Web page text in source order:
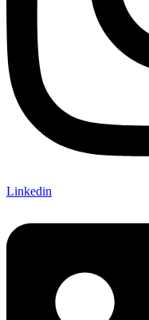
Linkedin